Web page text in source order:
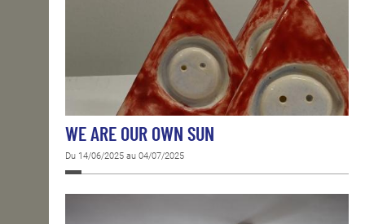
WE ARE OUR OWN SUN
Du 14/06/2025 au 04/07/2025